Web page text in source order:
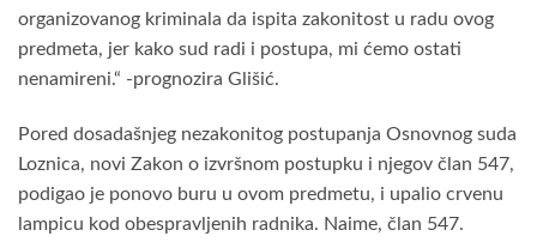
organizovanog kriminala da ispita zakonitost u radu ovog
predmeta, jer kako sud radi i postupa, mi ćemo ostati
nenamireni.“ -prognozira Glišić.
Pored dosadašnjeg nezakonitog postupanja Osnovnog suda
Loznica, novi Zakon o izvršnom postupku i njegov član 547,
podigao je ponovo buru u ovom predmetu, i upalio crvenu
lampicu kod obespravljenih radnika. Naime, član 547.